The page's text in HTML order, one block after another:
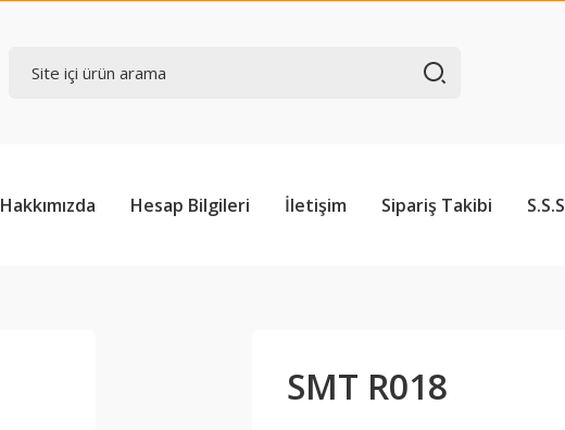
Hakkımızda Hesap Bilgileri İletişim Sipariş Takibi S.S.S
SMT R018